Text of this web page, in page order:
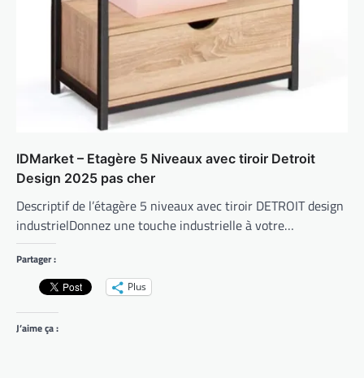
IDMarket – Etagère 5 Niveaux avec tiroir Detroit
Design 2025 pas cher
Descriptif de l’étagère 5 niveaux avec tiroir DETROIT design
industrielDonnez une touche industrielle à votre…
Partager :
Plus
J’aime ça :